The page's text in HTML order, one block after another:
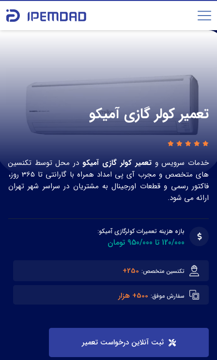
تعمیر کولر گازی آمیکو
خدمات سرویس وتعمیر کولر گازی آمیکودر محل توسط تکنسین
های متخصص و مجرب آی پی امداد همراه با گارانتی تا 365 روز،
فاکتور رسمی و قطعات اورجینال به مشتریان در سراسر شهر تهران
ارائه می شود.
بازه هزینه تعمیرات کولرگازی آمیکو:
120/000 تا 950/000 تومان
تکنسین متخصص: 250+
سفارش موفق: 500+ هزار
ثبت آنلاین درخواست تعمیر